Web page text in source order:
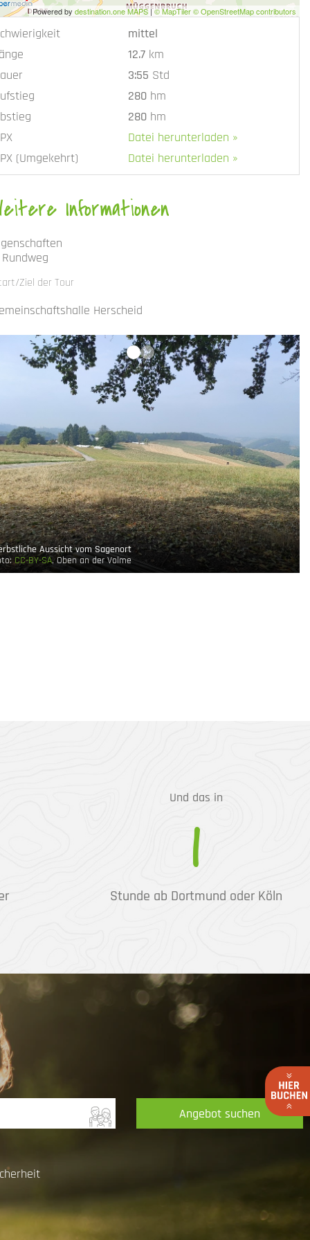
Powered by destination.one MAPS|© MapTiler © OpenStreetMap contributors
mittel
12.7 km
3:55 Std
280 hm
280 hm
Datei herunterladen »
(Umgekehrt)
Datei herunterladen »
Informationen
Rundweg
Ziel der Tour
Herscheid
Aussicht vom Sagenort
CC-BY-SA, Oben an der Volme
Und das in
1
Stunde ab Dortmund oder Köln
Angebot suchen